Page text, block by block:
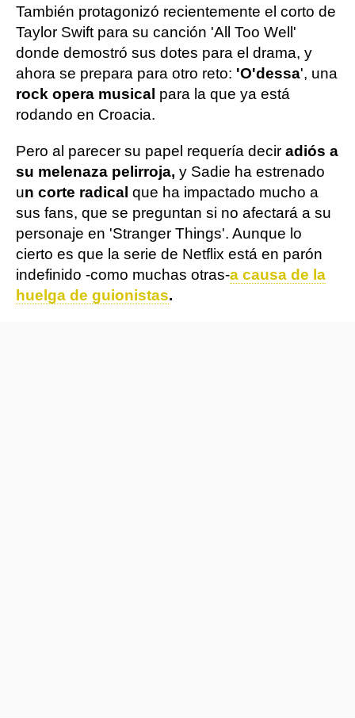
También protagonizó recientemente el corto de
Taylor Swift para su canción 'All Too Well'
donde demostró sus dotes para el drama, y
ahora se prepara para otro reto: 'O'dessa', una
rock opera musical para la que ya está
rodando en Croacia.
Pero al parecer su papel requería decir adiós a
su melenaza pelirroja, y Sadie ha estrenado
un corte radical que ha impactado mucho a
sus fans, que se preguntan si no afectará a su
personaje en 'Stranger Things'. Aunque lo
cierto es que la serie de Netflix está en parón
indefinido -como muchas otras-a causa de la
huelga de guionistas.